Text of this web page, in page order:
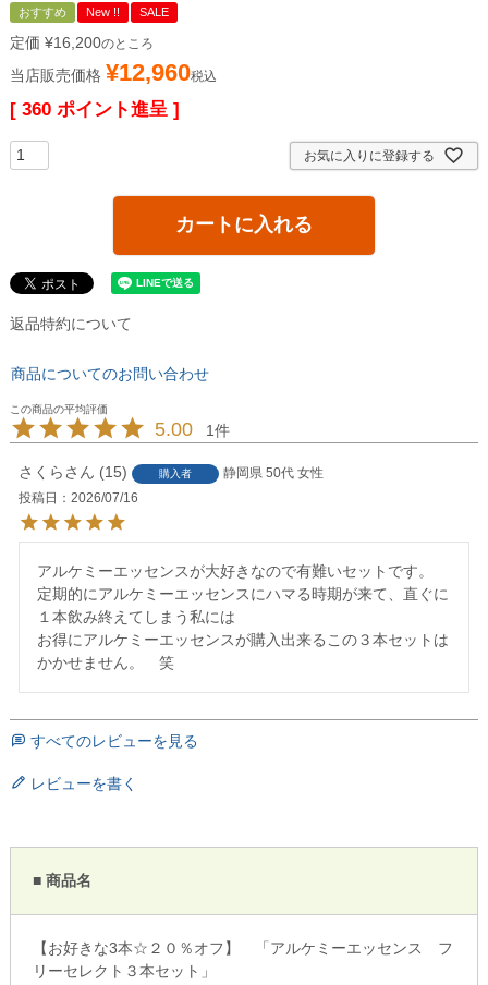
おすすめ New !! SALE
定価 ¥16,200のところ
当店販売価格 ¥12,960税込
[ 360 ポイント進呈 ]
お気に入りに登録する
カートに入れる
返品特約について
商品についてのお問い合わせ
5.00 1
さくら 15 購入者 静岡県 50代 女性
投稿日
2026/07/16
アルケミーエッセンスが大好きなので有難いセットです。
定期的にアルケミーエッセンスにハマる時期が来て、直ぐに
１本飲み終えてしまう私には
お得にアルケミーエッセンスが購入出来るこの３本セットは
かかせません。　笑
すべてのレビューを見る
レビューを書く
■ 商品名
【お好きな3本☆２０％オフ】 「アルケミーエッセンス フ
リーセレクト３本セット」